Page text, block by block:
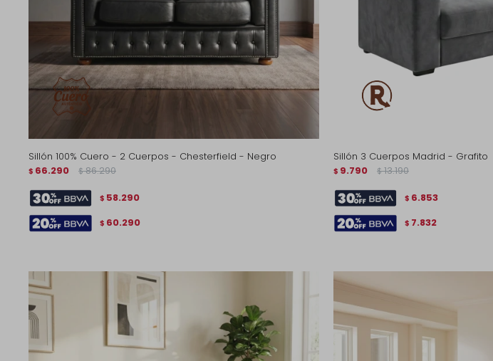
Sillón 100% Cuero - 2 Cuerpos - Chesterfield - Negro
$ 66.290 $ 86.290
$ 58.290
$ 60.290
Sillón 3 Cuerpos Madrid - Grafito
$ 9.790 $ 13.190
$ 6.853
$ 7.832